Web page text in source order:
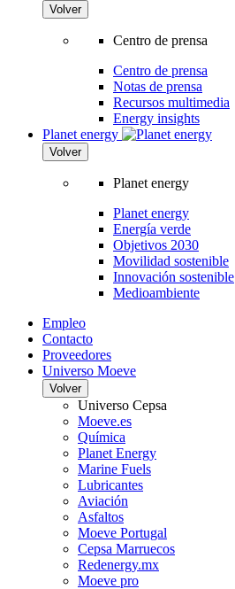
Volver
Centro de prensa
Centro de prensa
Notas de prensa
Recursos multimedia
Energy insights
Planet energy
Volver
Planet energy
Planet energy
Energía verde
Objetivos 2030
Movilidad sostenible
Innovación sostenible
Medioambiente
Empleo
Contacto
Proveedores
Universo Moeve
Volver
Universo Cepsa
Moeve.es
Química
Planet Energy
Marine Fuels
Lubricantes
Aviación
Asfaltos
Moeve Portugal
Cepsa Marruecos
Redenergy.mx
Moeve pro